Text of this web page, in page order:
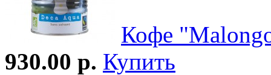
Кофе
930.00 р. Купить